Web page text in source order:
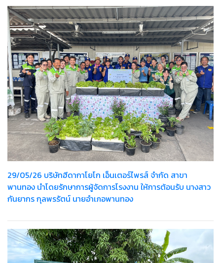
29/05/26 บริษัทฮีดากาโยโก เอ็นเตอร์ไพรส์ จำกัด สาขา
พานทอง นำโดยรักษาการผู้จัดการโรงงาน ให้การต้อนรับ นางสาว
กันยากร กุลพรรัตน์ นายอำเภอพานทอง